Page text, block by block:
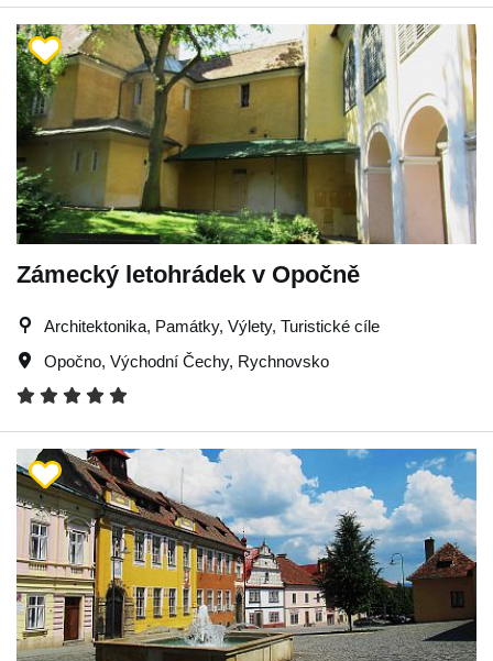
Zámecký letohrádek v Opočně
Architektonika, Památky, Výlety, Turistické cíle
Opočno, Východní Čechy, Rychnovsko